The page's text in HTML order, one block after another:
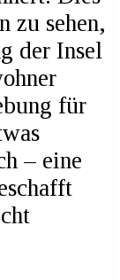
zu sehen,
der Insel
für
– eine